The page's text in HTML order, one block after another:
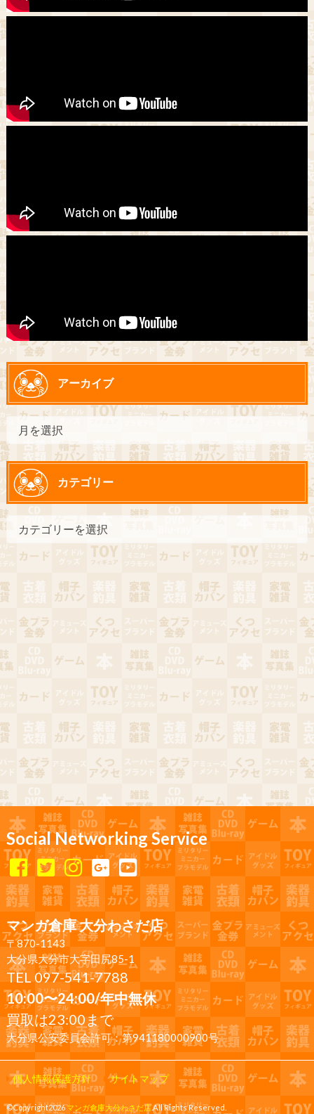
アーカイブ
カテゴリー
Social Networking Service
マンガ倉庫 大分わさだ店
〒870-1143
大分県大分市大字田尻85-1
TEL 097-541-7788
10:00〜24:00/年中無休
買取は23:00まで
大分県公安委員会許可：第941180000900号
個人情報保護方針 サイトマップ
©Copyright2026マンガ倉庫大分わさだ店.All Rights Reserved.